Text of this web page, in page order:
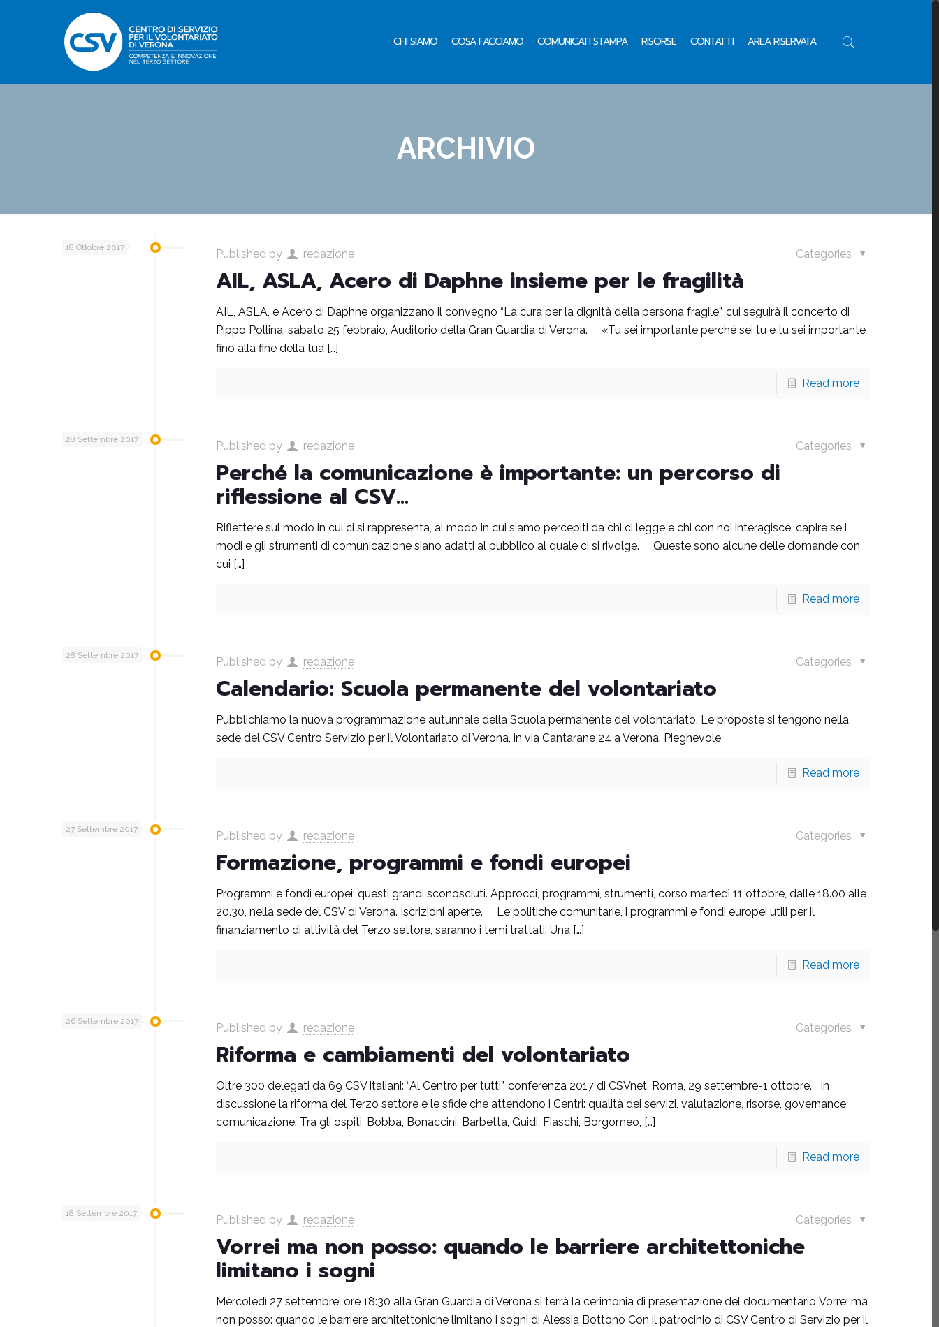
CHI SIAMO COSA FACCIAMO COMUNICATI STAMPA RISORSE CONTATTI AREA RISERVATA
ARCHIVIO
18 Ottobre 2017 Published by redazione Categories
AIL, ASLA, Acero di Daphne insieme per le fragilità
AIL, ASLA, e Acero di Daphne organizzano il convegno “La cura per la dignità della persona fragile”, cui seguirà il concerto di
Pippo Pollina, sabato 25 febbraio, Auditorio della Gran Guardia di Verona. «Tu sei importante perché sei tu e tu sei importante
fino alla fine della tua[…]
Read more
28 Settembre 2017 Published by redazione Categories
Perché la comunicazione è importante: un percorso di
riflessione al CSV…
Riflettere sul modo in cui ci si rappresenta, al modo in cui siamo percepiti da chi ci legge e chi con noi interagisce, capire se i
modi e gli strumenti di comunicazione siano adatti al pubblico al quale ci si rivolge. Queste sono alcune delle domande con
cui […]
Read more
28 Settembre 2017 Published by redazione Categories
Calendario: Scuola permanente del volontariato
Pubblichiamo la nuova programmazione autunnale della Scuola permanente del volontariato. Le proposte si tengono nella
sede del CSV Centro Servizio per il Volontariato di Verona, in via Cantarane 24 a Verona. Pieghevole
Read more
27 Settembre 2017 Published by redazione Categories
Formazione, programmi e fondi europei
Programmi e fondi europei: questi grandi sconosciuti. Approcci, programmi, strumenti, corso martedì 11 ottobre, dalle 18.00 alle
20.30, nella sede del CSV di Verona. Iscrizioni aperte. Le politiche comunitarie, i programmi e fondi europei utili per il
finanziamento di attività del Terzo settore, saranno i temi trattati. Una[…]
Read more
26 Settembre 2017 Published by redazione Categories
Riforma e cambiamenti del volontariato
Oltre 300 delegati da 69 CSV italiani: “Al Centro per tutti”, conferenza 2017 di CSVnet, Roma, 29 settembre-1 ottobre. In
discussione la riforma del Terzo settore e le sfide che attendono i Centri: qualità dei servizi, valutazione, risorse, governance,
comunicazione. Tra gli ospiti, Bobba, Bonaccini, Barbetta, Guidi, Fiaschi, Borgomeo, […]
Read more
18 Settembre 2017 Published by redazione Categories
Vorrei ma non posso: quando le barriere architettoniche
limitano i sogni
Mercoledì 27 settembre, ore 18:30 alla Gran Guardia di Verona si terrà la cerimonia di presentazione del documentario Vorrei ma
non posso: quando le barriere architettoniche limitano i sogni di Alessia Bottono Con il patrocinio di CSV Centro di Servizio per il